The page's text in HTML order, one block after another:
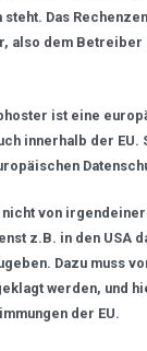
Das
also dem Betreiber
ist eine
innerhalb der
nicht von
z.B. in den USA
Dazu muss
werden, und
der EU.